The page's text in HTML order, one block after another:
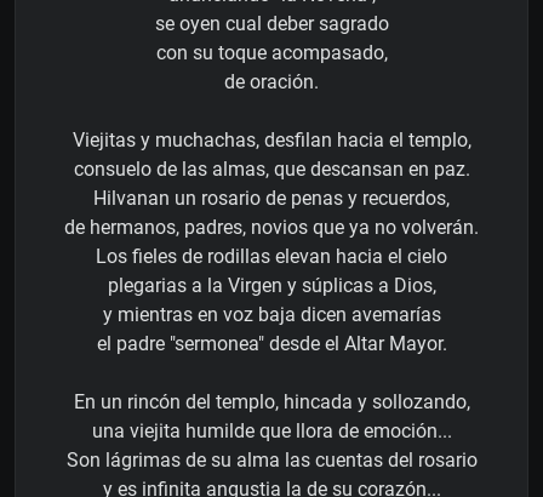
se oyen cual deber sagrado
con su toque acompasado,
de oración.
Viejitas y muchachas, desfilan hacia el templo,
consuelo de las almas, que descansan en paz.
Hilvanan un rosario de penas y recuerdos,
de hermanos, padres, novios que ya no volverán.
Los fieles de rodillas elevan hacia el cielo
plegarias a la Virgen y súplicas a Dios,
y mientras en voz baja dicen avemarías
el padre "sermonea" desde el Altar Mayor.
En un rincón del templo, hincada y sollozando,
una viejita humilde que llora de emoción...
Son lágrimas de su alma las cuentas del rosario
y es infinita angustia la de su corazón...